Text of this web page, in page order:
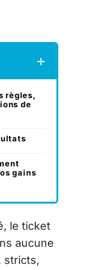
règles,
de
gains
le ticket
aucune
stricts,